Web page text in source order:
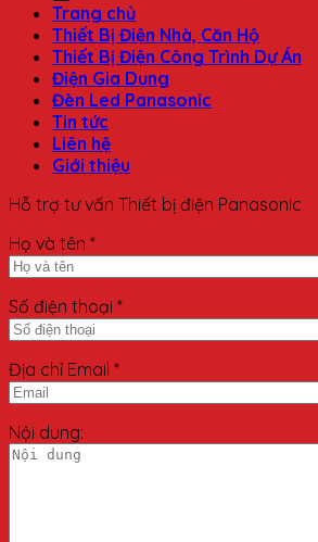
Trang chủ
Thiết Bị Điện Nhà, Căn Hộ
Thiết Bị Điện Công Trình Dự Án
Điện Gia Dụng
Đèn Led Panasonic
Tin tức
Liên hệ
Giới thiệu
Hỗ trợ tư vấn Thiết bị điện Panasonic
Họ và tên *
Số điện thoại *
Địa chỉ Email *
Nội dung: